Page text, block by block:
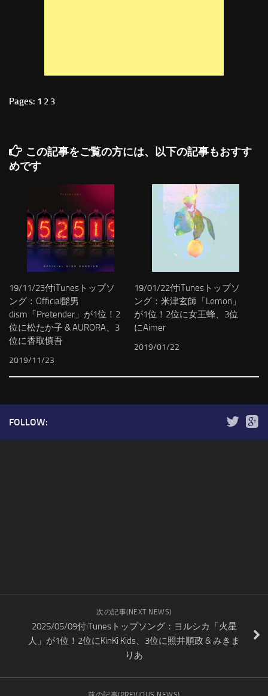
Pages: 1 2 3
この記事をご覧の方には、以下の記事もおすす
めです
19/11/23付iTunesトップソ
ング：Official髭男
dism「Pretender」が1位！2
位に松たか子 & AURORA、3
位に香取慎吾
2019/11/23
19/01/22付iTunesトップソ
ング：米津玄師「Lemon」
が1位！2位に女王蜂、3位
にAimer
2019/01/22
FOLLOW:
次の記事(NEXT NEWS)
2025/05/09付iTunesトップソング：ヨルシカ「火星
人」が1位！2位にKinKi Kids、3位に照井順政 & みきま
りあ